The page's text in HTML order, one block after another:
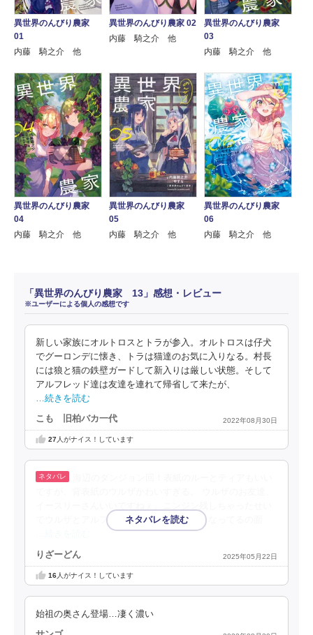
異世界のんびり農家
01
内藤 騎之介 他
異世界のんびり農家 02
内藤 騎之介 他
異世界のんびり農家
03
内藤 騎之介 他
異世界のんびり農家
04
内藤 騎之介 他
異世界のんびり農家
05
内藤 騎之介 他
異世界のんびり農家
06
内藤 騎之介 他
「異世界のんびり農家 13」感想・レビュー
※ユーザーによる個人の感想です
新しい家族にオルトロスとトラが参入。オルトロスは仔犬
でグーロンデに懐き、トラは猫達のお気に入りなる。村長
には狼と猫の鉄壁ガードして新入りは厳しい状態。そして
アルフレッド達は友達を連れて帰省して来たが、
…続きを読む
こも 旧柏バカ一代 2022年08月30日
27人がナイス！しています
でウルザとアルフレートに絡まれて仲良くなってるの面
りざーどん 2025年05月22日
16人がナイス！しています
始祖の奥さん登場…凄く濃い